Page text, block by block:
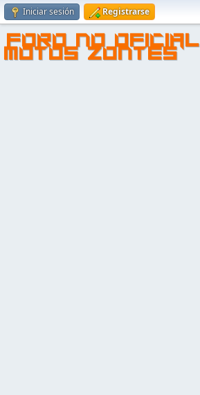
Iniciar sesión Registrarse
FORO NO OFICIAL
MOTOS ZONTES